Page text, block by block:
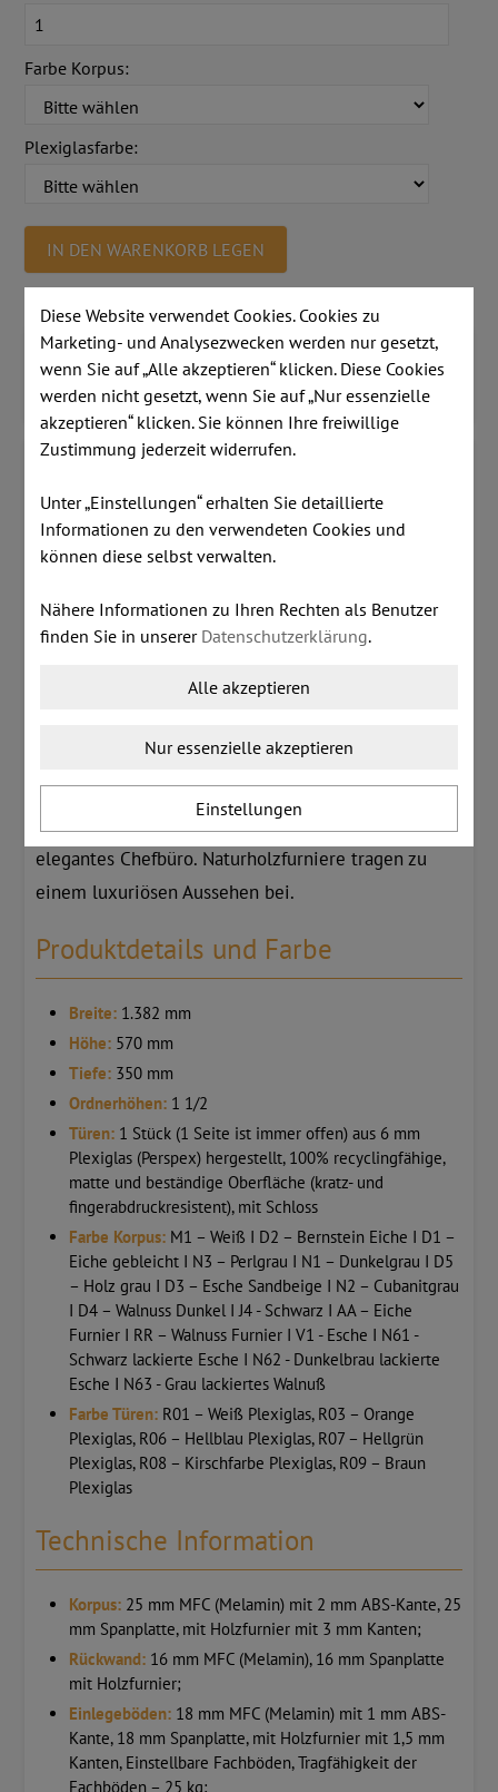
Farbe Korpus:
Plexiglasfarbe:
IN DEN WARENKORB LEGEN
Detailinformationen
Kundenmeinungen
Zusatzinformationen
anklicken)
Echtholz Furnier (zum Vergrößern bitte anklicken)
abschließbar - verschiedene
Melaminfarben & Echtholzfurniere
Für den modernen Manager, der die Klassiker zu
Der NOVA Executive Schreibtisch fügt sich
harmonisch in ein Großraumbüro ein und eignet
sich zusammen mit dem Schrank perfekt für ein
elegantes Chefbüro. Naturholzfurniere tragen zu
einem luxuriösen Aussehen bei.
Produktdetails und Farbe
Breite: 1.382 mm
Höhe: 570 mm
Tiefe: 350 mm
Ordnerhöhen: 1 1/2
Türen: 1 Stück (1 Seite ist immer offen) aus 6 mm
Plexiglas (Perspex) hergestellt, 100% recyclingfähige,
matte und beständige Oberfläche (kratz- und
fingerabdruckresistent), mit Schloss
Farbe Korpus: M1 – Weiß I D2 – Bernstein Eiche I D1 –
Eiche gebleicht I N3 – Perlgrau I N1 – Dunkelgrau I D5
– Holz grau I D3 – Esche Sandbeige I N2 – Cubanitgrau
I D4 – Walnuss Dunkel I J4 - Schwarz I AA – Eiche
Furnier I RR – Walnuss Furnier I V1 - Esche I N61 -
Schwarz lackierte Esche I N62 - Dunkelbrau lackierte
Esche I N63 - Grau lackiertes Walnuß
Farbe Türen: R01 – Weiß Plexiglas, R03 – Orange
Plexiglas, R06 – Hellblau Plexiglas, R07 – Hellgrün
Plexiglas, R08 – Kirschfarbe Plexiglas, R09 – Braun
Plexiglas
Technische Information
Korpus: 25 mm MFC (Melamin) mit 2 mm ABS-Kante, 25
mm Spanplatte, mit Holzfurnier mit 3 mm Kanten;
Rückwand: 16 mm MFC (Melamin), 16 mm Spanplatte
mit Holzfurnier;
Einlegeböden: 18 mm MFC (Melamin) mit 1 mm ABS-
Kante, 18 mm Spanplatte, mit Holzfurnier mit 1,5 mm
Kanten, Einstellbare Fachböden, Tragfähigkeit der
Fachböden – 25 kg;
Diese Website verwendet Cookies. Cookies zu
Marketing- und Analysezwecken werden nur gesetzt,
wenn Sie auf „Alle akzeptieren“ klicken. Diese Cookies
werden nicht gesetzt, wenn Sie auf „Nur essenzielle
akzeptieren“ klicken. Sie können Ihre freiwillige
Zustimmung jederzeit widerrufen.
Unter „Einstellungen“ erhalten Sie detaillierte
Informationen zu den verwendeten Cookies und
können diese selbst verwalten.
Nähere Informationen zu Ihren Rechten als Benutzer
finden Sie in unserer Datenschutzerklärung.
Alle akzeptieren
Nur essenzielle akzeptieren
Einstellungen